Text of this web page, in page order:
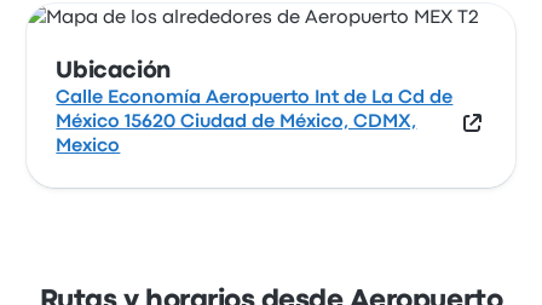
Ubicación
Calle Economía Aeropuerto Int de La Cd de
México 15620 Ciudad de México, CDMX,
Mexico